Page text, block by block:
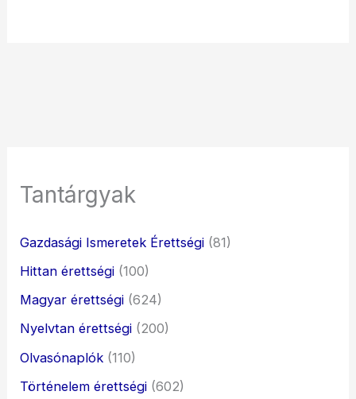
Tantárgyak
Gazdasági Ismeretek Érettségi (81)
Hittan érettségi (100)
Magyar érettségi (624)
Nyelvtan érettségi (200)
Olvasónaplók (110)
Történelem érettségi (602)